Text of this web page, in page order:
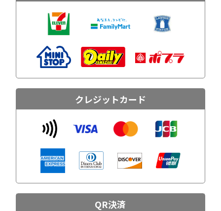
クレジットカード
QR決済